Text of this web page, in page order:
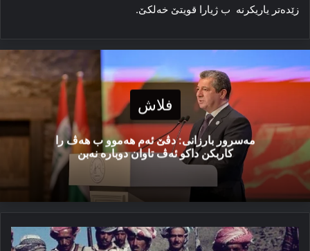
زێدەتر یاریکرنە ب ژیارا قویتێ خەلکێ.
فلاش
مەسرور بارزانی: دڤێ ئەم هەموو ب هەڤ را
کاربکن داکو ئەڤ تاوان دوبارە نەبن
هەڤپەیڤینەک